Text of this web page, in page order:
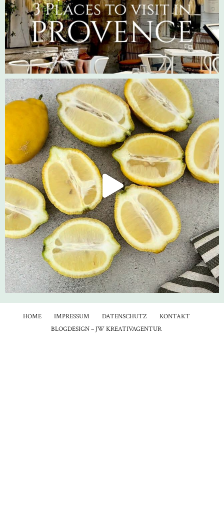
HOME IMPRESSUM DATENSCHUTZ
KONTAKT
BLOGDESIGN – JW KREATIVAGENTUR